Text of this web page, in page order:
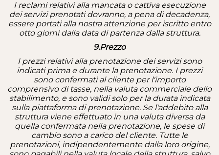
I reclami relativi alla mancata o cattiva esecuzione
dei servizi prenotati dovranno, a pena di decadenza,
essere portati alla nostra attenzione per iscritto entro
otto giorni dalla data di partenza dalla struttura.
9.Prezzo
I prezzi relativi alla prenotazione dei servizi sono
indicati prima e durante la prenotazione. I prezzi
sono confermati al cliente per l'importo
comprensivo di tasse, nella valuta commerciale dello
stabilimento, e sono validi solo per la durata indicata
sulla piattaforma di prenotazione. Se l'addebito alla
struttura viene effettuato in una valuta diversa da
quella confermata nella prenotazione, le spese di
cambio sono a carico del cliente. Tutte le
prenotazioni, indipendentemente dalla loro origine,